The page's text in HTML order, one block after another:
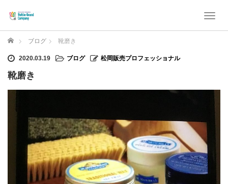
T
ホーム ブログ 靴磨き
2020.03.19 ブログ 松岡販売プロフェッショナル
靴磨き